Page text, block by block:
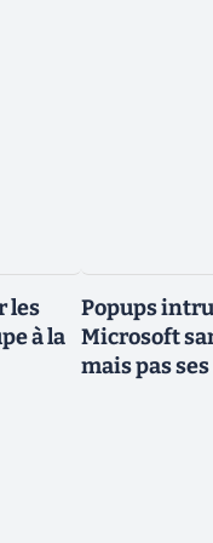
les
à la
Popups
Microsoft
mais pas